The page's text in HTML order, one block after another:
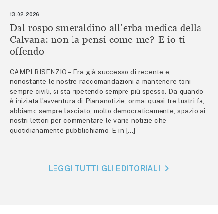
13.02.2026
Dal rospo smeraldino all’erba medica della
Calvana: non la pensi come me? E io ti
offendo
CAMPI BISENZIO – Era già successo di recente e,
nonostante le nostre raccomandazioni a mantenere toni
sempre civili, si sta ripetendo sempre più spesso. Da quando
è iniziata l’avventura di Piananotizie, ormai quasi tre lustri fa,
abbiamo sempre lasciato, molto democraticamente, spazio ai
nostri lettori per commentare le varie notizie che
quotidianamente pubblichiamo. E in […]
LEGGI TUTTI GLI EDITORIALI